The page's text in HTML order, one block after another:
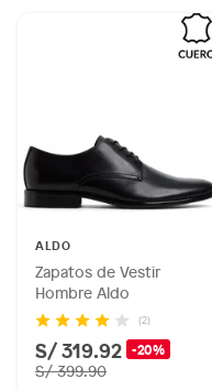
ALDO
Zapatos de Vestir
Hombre Aldo
(2)
S/ 319.92 -20%
S/ 399.90